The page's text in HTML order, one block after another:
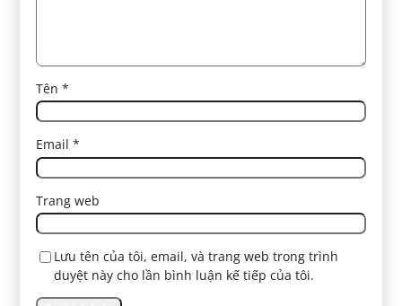
Tên*
Email*
Trang web
Lưu tên của tôi, email, và trang web trong trình
duyệt này cho lần bình luận kế tiếp của tôi.